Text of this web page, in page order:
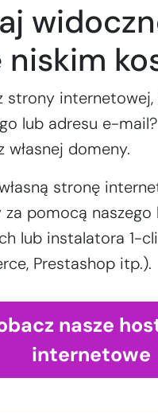
niskim
strony internetowej,
lub adresu e-
własnej domeny.
stronę
pomocą
lub instalatora 1-
Prestashop itp.).
nasze
internetowe